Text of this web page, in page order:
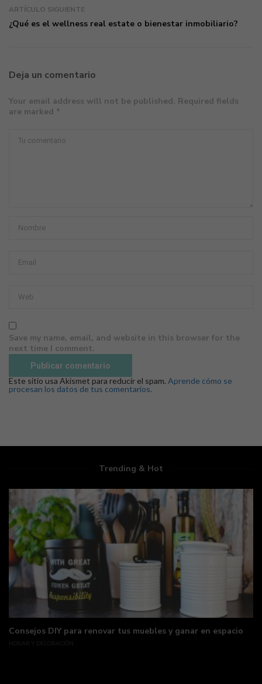
ARTÍCULO SIGUIENTE
¿Qué es el wellness real estate o bienestar inmobiliario?
Deja un comentario
Your email address will not be published. Required fields
are marked *
Save my name, email, and website in this browser for the
next time I comment.
Este sitio usa Akismet para reducir el spam. Aprende cómo se
procesan los datos de tus comentarios.
Trending & Hot
Consejos DIY para renovar tus muebles y ganar en espacio
HOGAR Y DECORACIÓN